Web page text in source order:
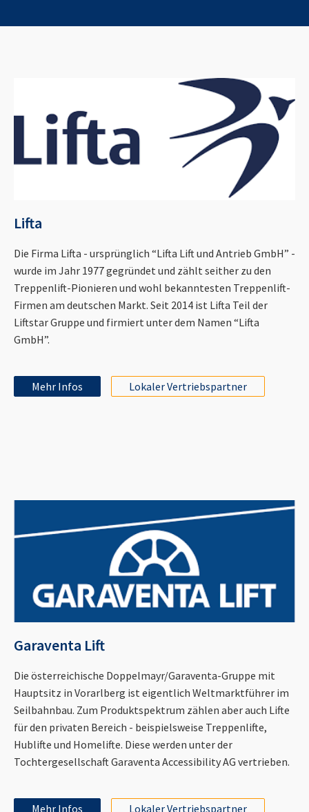
Lifta
Die Firma Lifta - ursprünglich “Lifta Lift und Antrieb GmbH” -
wurde im Jahr 1977 gegründet und zählt seither zu den
Treppenlift-Pionieren und wohl bekanntesten Treppenlift-
Firmen am deutschen Markt. Seit 2014 ist Lifta Teil der
Liftstar Gruppe und firmiert unter dem Namen “Lifta
GmbH”.
Mehr Infos Lokaler Vertriebspartner
Garaventa Lift
Die österreichische Doppelmayr/Garaventa-Gruppe mit
Hauptsitz in Vorarlberg ist eigentlich Weltmarktführer im
Seilbahnbau. Zum Produktspektrum zählen aber auch Lifte
für den privaten Bereich - beispielsweise Treppenlifte,
Hublifte und Homelifte. Diese werden unter der
Tochtergesellschaft Garaventa Accessibility AG vertrieben.
Mehr Infos Lokaler Vertriebspartner